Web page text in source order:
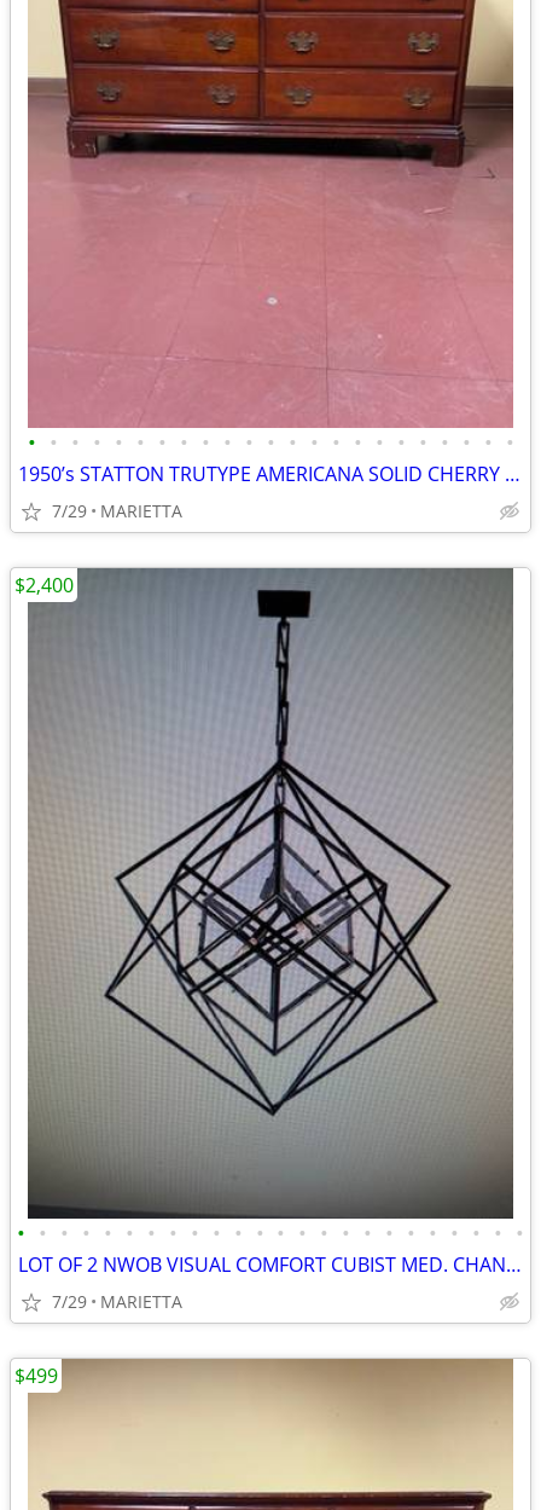
• • • • • • • • • • • • • • • • • • • • • • •
1950’s STATTON TRUTYPE AMERICANA SOLID CHERRY WOOD DRESSER, FAM. OWNER
7/29 MARIETTA
• • • • • • • • • • • • • • • • • • • • • • • •
LOT OF 2 NWOB VISUAL COMFORT CUBIST MED. CHANDELIER, KW 5021AI-CG
7/29 MARIETTA
$2,400
$499